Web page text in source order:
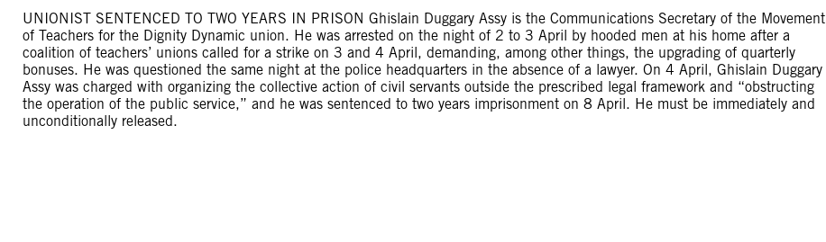
UNIONIST SENTENCED TO TWO YEARS IN PRISON Ghislain Duggary Assy is the Communications Secretary of the Movement
of Teachers for the Dignity Dynamic union. He was arrested on the night of 2 to 3 April by hooded men at his home after a
coalition of teachers’ unions called for a strike on 3 and 4 April, demanding, among other things, the upgrading of quarterly
bonuses. He was questioned the same night at the police headquarters in the absence of a lawyer. On 4 April, Ghislain Duggary
Assy was charged with organizing the collective action of civil servants outside the prescribed legal framework and “obstructing
the operation of the public service,” and he was sentenced to two years imprisonment on 8 April. He must be immediately and
unconditionally released.